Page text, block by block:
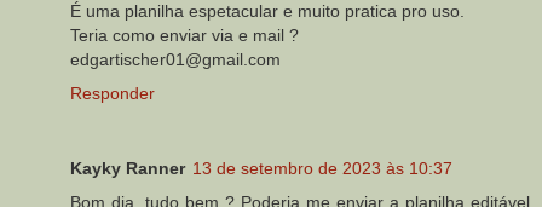
É uma planilha espetacular e muito pratica pro uso.
Teria como enviar via e mail ?
edgartischer01@gmail.com
Responder
Kayky Ranner 13 de setembro de 2023 às 10:37
Bom dia, tudo bem ? Poderia me enviar a planilha editável